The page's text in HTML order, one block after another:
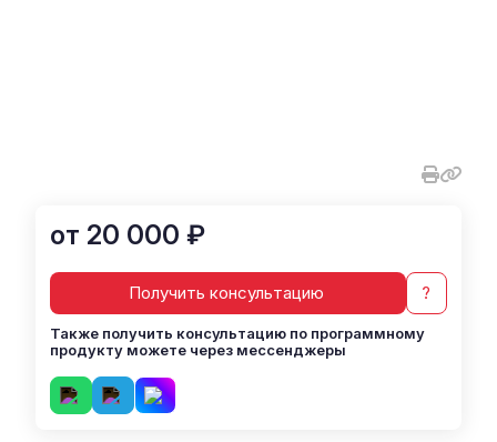
от 20 000 ₽
Получить консультацию ?
Также получить консультацию по программному
продукту можете через мессенджеры